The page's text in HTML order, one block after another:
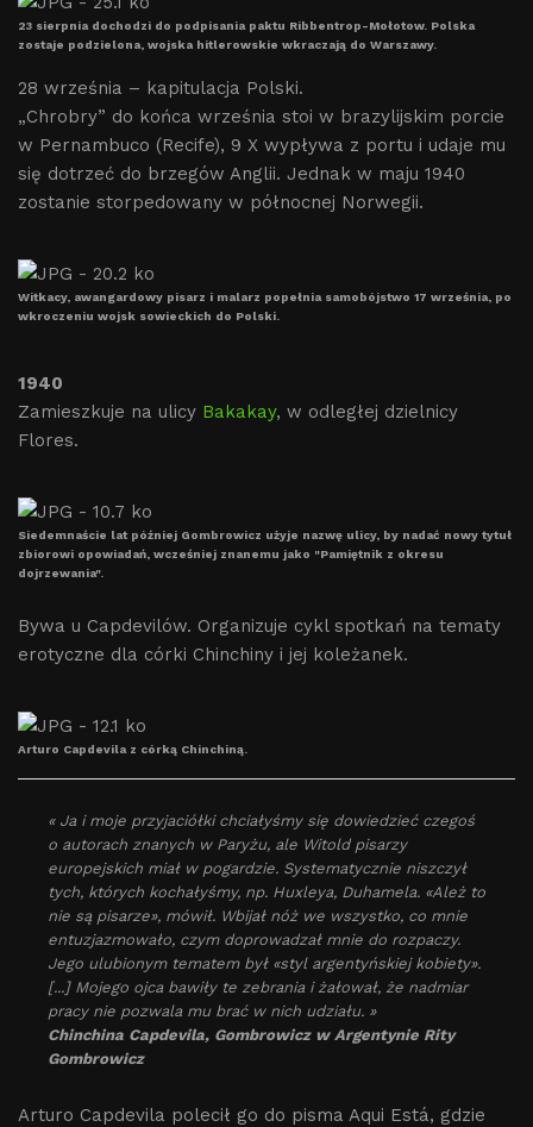
23 sierpnia dochodzi do podpisania paktu Ribbentrop-Mołotow. Polska
zostaje podzielona, wojska hitlerowskie wkraczają do Warszawy.
28 września – kapitulacja Polski.
„Chrobry” do końca września stoi w brazylijskim porcie
w Pernambuco (Recife), 9 X wypływa z portu i udaje mu
się dotrzeć do brzegów Anglii. Jednak w maju 1940
zostanie storpedowany w północnej Norwegii.
Witkacy, awangardowy pisarz i malarz popełnia samobójstwo 17 września, po
wkroczeniu wojsk sowieckich do Polski.
1940
Zamieszkuje na ulicy Bakakay, w odległej dzielnicy
Flores.
Siedemnaście lat później Gombrowicz użyje nazwę ulicy, by nadać nowy tytuł
zbiorowi opowiadań, wcześniej znanemu jako "Pamiętnik z okresu
dojrzewania".
Bywa u Capdevilów. Organizuje cykl spotkań na tematy
erotyczne dla córki Chinchiny i jej koleżanek.
Arturo Capdevila z córką Chinchiną.
« Ja i moje przyjaciółki chciałyśmy się dowiedzieć czegoś
o autorach znanych w Paryżu, ale Witold pisarzy
europejskich miał w pogardzie. Systematycznie niszczył
tych, których kochałyśmy, np. Huxleya, Duhamela. «Ależ to
nie są pisarze», mówił. Wbijał nóż we wszystko, co mnie
entuzjazmowało, czym doprowadzał mnie do rozpaczy.
Jego ulubionym tematem był «styl argentyńskiej kobiety».
[...] Mojego ojca bawiły te zebrania i żałował, że nadmiar
pracy nie pozwala mu brać w nich udziału. »
Chinchina Capdevila, Gombrowicz w Argentynie Rity
Gombrowicz
Arturo Capdevila polecił go do pisma Aqui Está, gdzie